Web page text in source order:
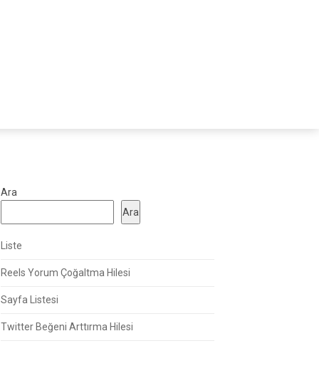
Ara
Ara
Liste
Reels Yorum Çoğaltma Hilesi
Sayfa Listesi
Twitter Beğeni Arttırma Hilesi